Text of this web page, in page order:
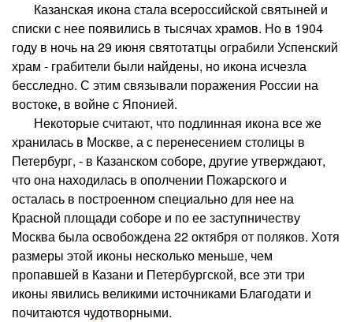
Казанская икона стала всероссийской святыней и
списки с нее появились в тысячах храмов. Но в 1904
году в ночь на 29 июня святотатцы ограбили Успенский
храм - грабители были найдены, но икона исчезла
бесследно. С этим связывали поражения России на
востоке, в войне с Японией.
Некоторые считают, что подлинная икона все же
хранилась в Москве, а с перенесением столицы в
Петербург, - в Казанском соборе, другие утверждают,
что она находилась в ополчении Пожарского и
осталась в построенном специально для нее на
Красной площади соборе и по ее заступничеству
Москва была освобождена 22 октября от поляков. Хотя
размеры этой иконы несколько меньше, чем
пропавшей в Казани и Петербургской, все эти три
иконы явились великими источниками Благодати и
почитаются чудотворными.